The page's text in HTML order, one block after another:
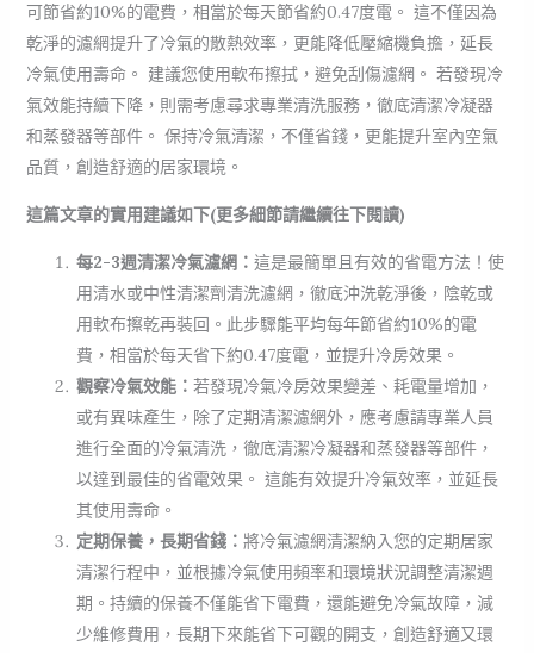
可節省約10%的電費，相當於每天節省約0.47度電。 這不僅因為
乾淨的濾網提升了冷氣的散熱效率，更能降低壓縮機負擔，延長
冷氣使用壽命。 建議您使用軟布擦拭，避免刮傷濾網。 若發現冷
氣效能持續下降，則需考慮尋求專業清洗服務，徹底清潔冷凝器
和蒸發器等部件。 保持冷氣清潔，不僅省錢，更能提升室內空氣
品質，創造舒適的居家環境。
這篇文章的實用建議如下(更多細節請繼續往下閱讀)
每2-3週清潔冷氣濾網： 這是最簡單且有效的省電方法！使
用清水或中性清潔劑清洗濾網，徹底沖洗乾淨後，陰乾或
用軟布擦乾再裝回。此步驟能平均每年節省約10%的電
費，相當於每天省下約0.47度電，並提升冷房效果。
觀察冷氣效能： 若發現冷氣冷房效果變差、耗電量增加，
或有異味產生，除了定期清潔濾網外，應考慮請專業人員
進行全面的冷氣清洗，徹底清潔冷凝器和蒸發器等部件，
以達到最佳的省電效果。 這能有效提升冷氣效率，並延長
其使用壽命。
定期保養，長期省錢： 將冷氣濾網清潔納入您的定期居家
清潔行程中，並根據冷氣使用頻率和環境狀況調整清潔週
期。持續的保養不僅能省下電費，還能避免冷氣故障，減
少維修費用，長期下來能省下可觀的開支，創造舒適又環